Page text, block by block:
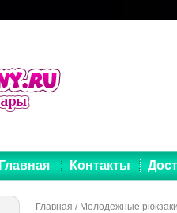
Главная Контакты
Главная / Молодежные